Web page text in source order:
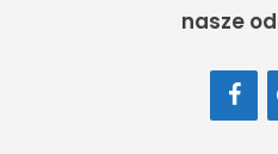
nasze